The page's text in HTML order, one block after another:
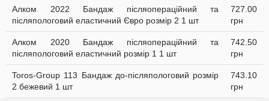
Алком 2022 Бандаж післяопераційний та
післяпологовий еластичний Євро розмір 2 1 шт
727.00
грн
Алком 2020 Бандаж післяопераційний та
післяпологовий еластичний розмір 1 1 шт
742.50
грн
Toros-Group 113 Бандаж до-післяпологовий розмір
2 бежевий 1 шт
743.10
грн